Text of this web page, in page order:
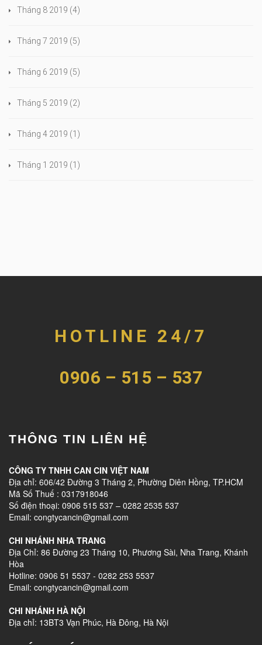
Tháng 8 2019 (4)
Tháng 7 2019 (5)
Tháng 6 2019 (5)
Tháng 5 2019 (2)
Tháng 4 2019 (1)
Tháng 1 2019 (1)
HOTLINE 24/7
0906 – 515 – 537
THÔNG TIN LIÊN HỆ
CÔNG TY TNHH CAN CIN VIỆT NAM
Địa chỉ: 606/42 Đường 3 Tháng 2, Phường Diên Hồng, TP.HCM
Mã Số Thuế : 0317918046
Số điện thoại: 0906 515 537 – 0282 2535 537
Email: congtycancin@gmail.com
CHI NHÁNH NHA TRANG
Địa Chỉ: 86 Đường 23 Tháng 10, Phương Sài, Nha Trang, Khánh
Hòa
Hotline: 0906 51 5537 - 0282 253 5537
Email: congtycancin@gmail.com
CHI NHÁNH HÀ NỘI
Địa chỉ: 13BT3 Vạn Phúc, Hà Đông, Hà Nội